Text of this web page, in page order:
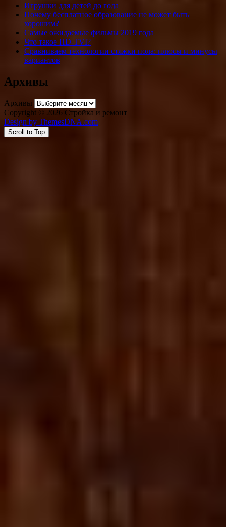
Игрушки для детей до года
Почему бесплатное образование не может быть
хорошим?
Самые ожидаемые фильмы 2019 года
Что такое HD-TVI?
Сравниваем технологии стяжки пола: плюсы и минусы
вариантов
Архивы
Архивы
Copyright © 2026 Стройка и ремонт
Design by ThemesDNA.com
Scroll to Top